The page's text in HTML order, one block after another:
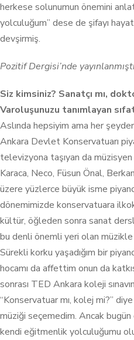
herkese solunumun önemini
yolculuğum” dese de şifayı
devşirmiş.
Pozitif Dergisi’nde
Siz kimsiniz? Sanatçı mı,
Varoluşunuzu tanımlayan
Aslında hepsiyim ama her
Ankara Devlet Konservatuarı
televizyona taşıyan da müzisyen
Karaca, Neco, Füsun Önal,
üzere yüzlerce büyük isme
dönemimizde konservatuara
kültür, öğleden sonra sanat
bu denli önemli yeri olan
Sürekli korku yaşadığım bir
hocamı da affettim onun da
sonrası TED Ankara koleji
“Konservatuar mı, kolej mi?”
müziği seçemedim. Ancak bugün
kendi eğitmenlik yolculuğumu